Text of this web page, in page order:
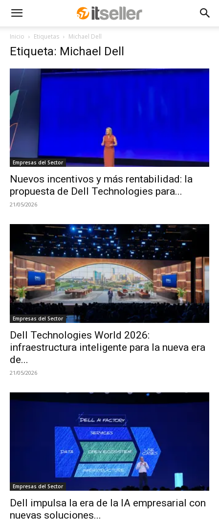
Inicio Etiquetas Michael Dell
Etiqueta: Michael Dell
Empresas del Sector
Nuevos incentivos y más rentabilidad: la
propuesta de Dell Technologies para...
21/05/2026
Empresas del Sector
Dell Technologies World 2026:
infraestructura inteligente para la nueva era
de...
21/05/2026
Empresas del Sector
Dell impulsa la era de la IA empresarial con
nuevas soluciones...